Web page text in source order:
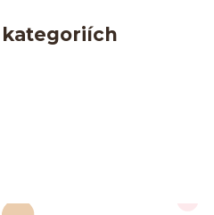
kategoriích